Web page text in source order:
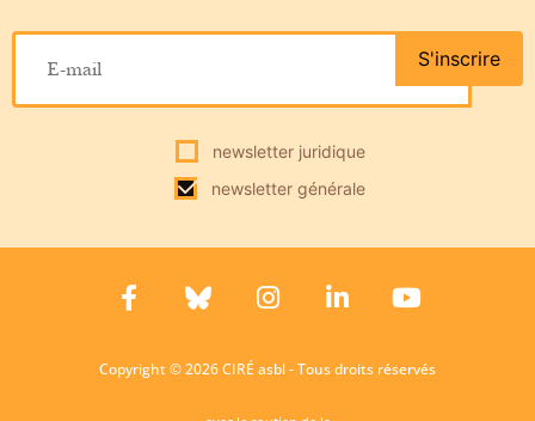
newsletter juridique
newsletter générale
S'inscrire
Copyright © 2026 CIRÉ asbl - Tous droits réservés